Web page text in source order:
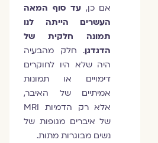
אם כן,עד סוף המאה
העשרים הייתה לנו
תמונה חלקית של
הדגדגן. חלק מהבעיה
היה שלא היו לחוקרים
דימויים או תמונות
אמיתיים של האיבר,
אלא רק הדמיות MRI
של איברים מגופות של
נשים מבוגרות מתות.